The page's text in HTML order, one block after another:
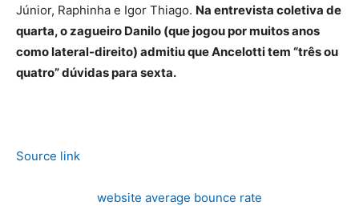
Júnior, Raphinha e Igor Thiago. Na entrevista coletiva de
quarta, o zagueiro Danilo (que jogou por muitos anos
como lateral-direito) admitiu que Ancelotti tem “três ou
quatro” dúvidas para sexta.
Source link
website average bounce rate